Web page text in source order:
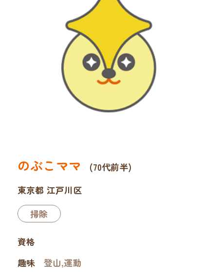
のぶこママ
(70代前半)
東京都 江戸川区
掃除
資格
趣味
登山,運動